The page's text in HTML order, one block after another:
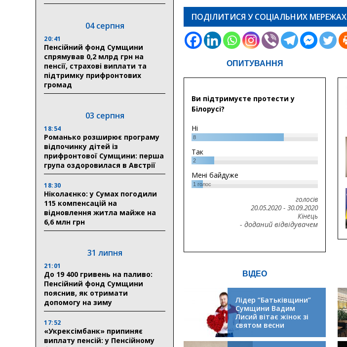
04 серпня
20:41
Пенсійний фонд Сумщини
спрямував 0,2 млрд грн на
пенсії, страхові виплати та
підтримку прифронтових
громад
03 серпня
18:54
Романько розширює програму
відпочинку дітей із
прифронтової Сумщини: перша
група оздоровилася в Австрії
18:30
Ніколаєнко: у Сумах погодили
115 компенсацій на
відновлення житла майже на
6,6 млн грн
31 липня
21:01
До 19 400 гривень на паливо:
Пенсійний фонд Сумщини
пояснив, як отримати
допомогу на зиму
17:52
«Укрексімбанк» припиняє
виплату пенсій: у Пенсійному
ПОДІЛИТИСЯ У СОЦІАЛЬНИХ МЕРЕЖАХ
ОПИТУВАННЯ
Ви підтримуєте протести у
Білорусі?
Ні
8
Так
2
Мені байдуже
1голос
голосів
20.05.2020- 30.09.2020
Кінець
- доданий відвідувачем
ВІДЕО
Лідер “Батьківщини”
Сумщини Вадим
Лисий вітає жінок зі
святом весни